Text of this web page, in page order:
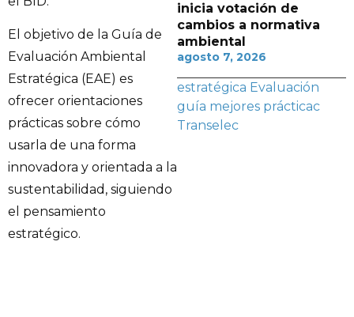
El objetivo de la Guía de
Evaluación Ambiental
Estratégica (EAE) es
ofrecer orientaciones
prácticas sobre cómo
usarla de una forma
innovadora y orientada a la
sustentabilidad, siguiendo
el pensamiento
estratégico.
inicia votación de
cambios a normativa
ambiental
agosto 7, 2026
estratégica Evaluación
guía mejores prácticac
Transelec